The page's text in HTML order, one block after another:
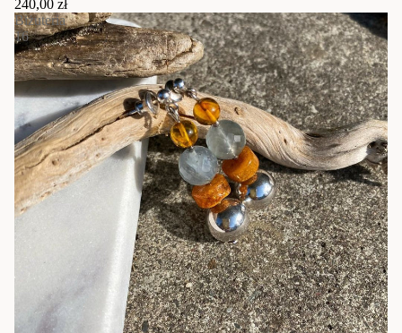
240,00 zł
Biżuteria
16